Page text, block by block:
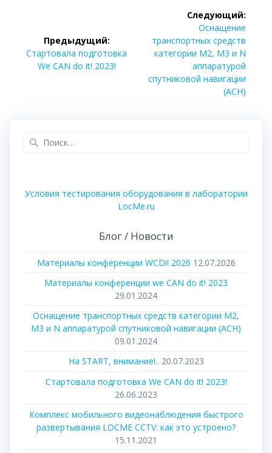
записям
Предыдущий:
Предыдущая
запись:
Стартовала подготовка
We CAN do it! 2023!
Следующий:
Следующая
запись:
Оснащение
транспортных средств
категории М2, М3 и N
аппаратурой
спутниковой навигации
(АСН)
Условия тестирования оборудования в лаборатории
LocMe.ru
Блог / Новости
Материалы конференции WCDi! 2026 12.07.2026
Материалы конференции we CAN do it! 2023
29.01.2024
Оснащение транспортных средств категории М2,
М3 и N аппаратурой спутниковой навигации (АСН)
09.01.2024
На START, внимание!.. 20.07.2023
Стартовала подготовка We CAN do it! 2023!
26.06.2023
Комплекс мобильного видеонаблюдения быстрого
развертывания LOCME CCTV: как это устроено?
15.11.2021